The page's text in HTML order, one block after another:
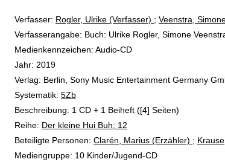
Verfasser: Suche nach diesem Verfasser
Rogler, Ulrike (Verfasser) ; Veenstra,
Verfasserangabe: Buch: Ulrike Rogler, Simone
Medienkennzeichen: Audio-CD
Jahr: 2019
Verlag: Berlin, Sony Music Entertainment Germany
opens in new tab
Diesen Link in neuem Tab öffnen
Systematik: Suche nach dieser Systematik
5Zb
Suche nach diesem Interessenskreis
Beschreibung: 1 CD + 1 Beiheft ([4] Seiten)
Reihe: Der kleine Hui Buh; 12
Beteiligte Personen: Suche nach dieser Beteiligten
Clarén, Marius (Erzähler) ;
Mediengruppe: 10 Kinder/Jugend-CD